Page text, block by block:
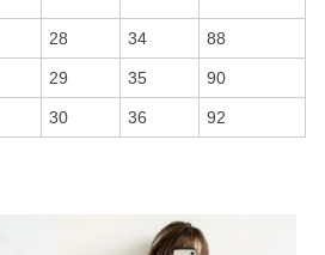
28 34 88
29 35 90
30 36 92